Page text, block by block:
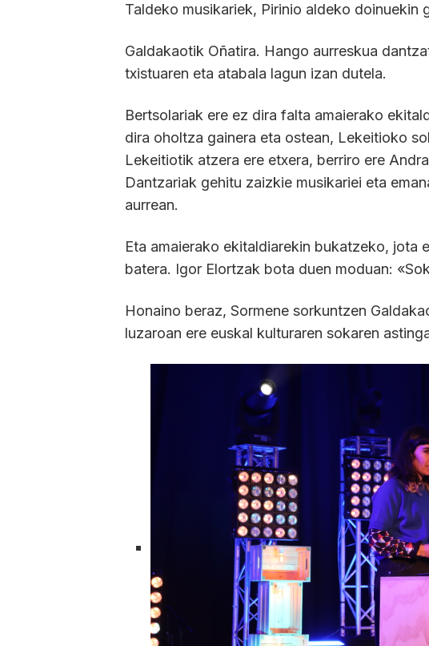
Taldeko musikariek, Pirinio aldeko doinuekin
Galdakaotik Oñatira. Hango aurreskua
txistuaren eta atabala lagun izan dutela.
Bertsolariak ere ez dira falta amaierako
dira oholtza gainera eta ostean, Lekeitioko
Lekeitiotik atzera ere etxera, berriro ere
Dantzariak gehitu zaizkie musikariei eta
aurrean.
Eta amaierako ekitaldiarekin bukatzeko,
batera. Igor Elortzak bota duen moduan:
Honaino beraz, Sormene sorkuntzen
luzaroan ere euskal kulturaren sokaren